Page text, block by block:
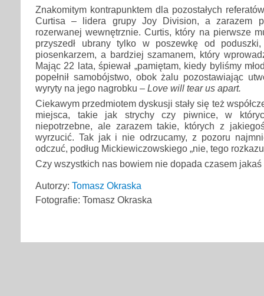
Znakomitym kontrapunktem dla pozostałych
Curtisa – lidera grupy Joy Division, a zarazem
rozerwanej wewnętrznie. Curtis, który na pierwsze
przyszedł ubrany tylko w poszewkę od
piosenkarzem, a bardziej szamanem, który
Mając 22 lata, śpiewał „pamiętam, kiedy byliśmy
popełnił samobójstwo, obok żalu pozostawiając
wyryty na jego nagrobku – Love will tear us apart.
Ciekawym przedmiotem dyskusji stały się też
miejsca, takie jak strychy czy piwnice, w
niepotrzebne, ale zarazem takie, których z
wyrzucić. Tak jak i nie odrzucamy, z pozoru
odczuć, podług Mickiewiczowskiego „nie, tego
Czy wszystkich nas bowiem nie dopada czasem
Autorzy: Tomasz Okraska
Fotografie: Tomasz Okraska